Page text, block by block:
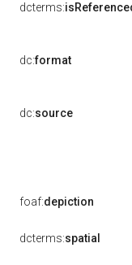
dcterms:
dc:format
dc:source
foaf:depiction
dcterms:spatial